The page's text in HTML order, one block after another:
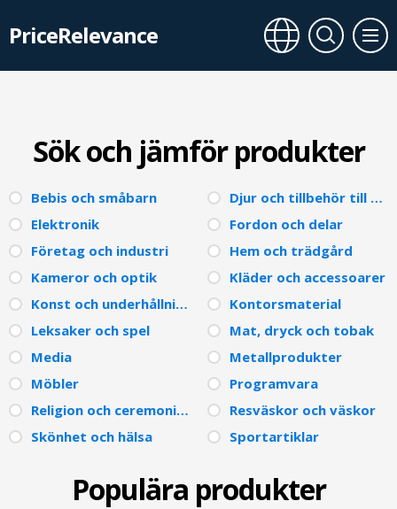
PriceRelevance
Sök och jämför produkter
Bebis och småbarn
Djur och tillbehör till husdjur
Elektronik
Fordon och delar
Företag och industri
Hem och trädgård
Kameror och optik
Kläder och accessoarer
Konst och underhållning
Kontorsmaterial
Leksaker och spel
Mat, dryck och tobak
Media
Metallprodukter
Möbler
Programvara
Religion och ceremonier
Resväskor och väskor
Skönhet och hälsa
Sportartiklar
Populära produkter